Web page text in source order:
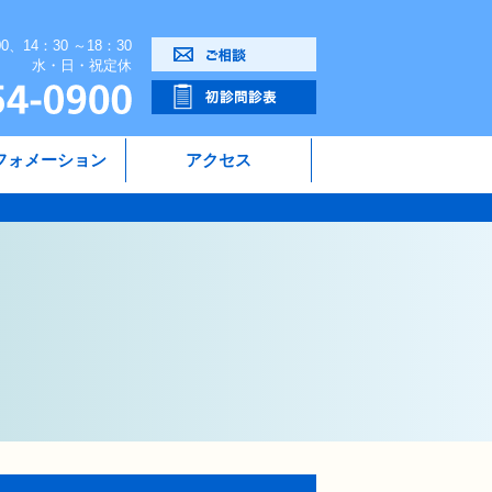
、14：30 ～18：30
水・日・祝定休
ォメーション アクセス